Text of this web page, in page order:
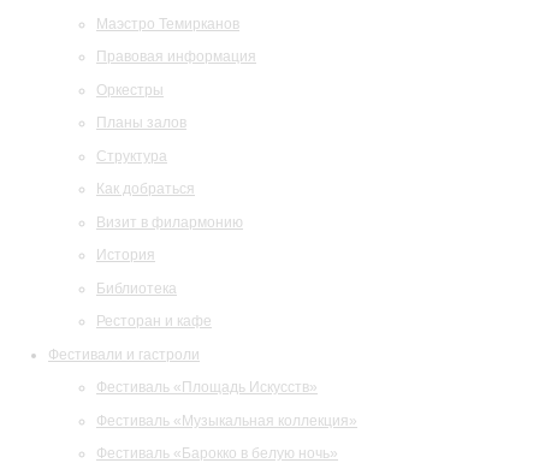
Маэстро Темирканов
Правовая информация
Оркестры
Планы залов
Структура
Как добраться
Визит в филармонию
История
Библиотека
Ресторан и кафе
Фестивали и гастроли
Фестиваль «Площадь Искусств»
Фестиваль «Музыкальная коллекция»
Фестиваль «Барокко в белую ночь»